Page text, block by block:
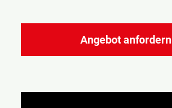
Angebot anfordern